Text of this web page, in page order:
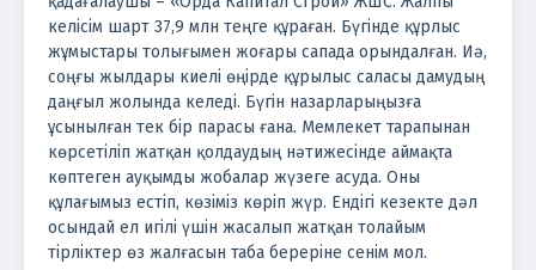
келісім шарт 37,9 млн теңге құраған. Бүгінде құрлыс
жұмыстары толығымен жоғары сапада орындалған. Иә,
соңғы жылдары киелі өңірде құрылыс саласы дамудың
даңғыл жолында келеді. Бүгін назарларыңызға
ұсынылған тек бір парасы ғана. Мемлекет тарапынан
көрсетіліп жатқан қолдаудың нәтижесінде аймақта
көптеген ауқымды жобалар жүзеге асуда. Оны
құлағымыз естіп, көзіміз көріп жүр. Ендігі кезекте дәл
осындай ел игілі үшін жасалып жатқан толайым
тірліктер өз жалғасын таба береріне сенім мол.